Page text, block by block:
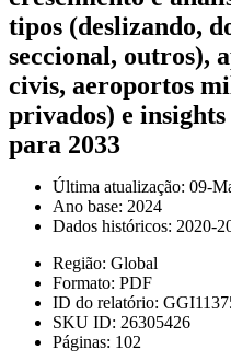
tipos (deslizando,
seccional, outros),
civis, aeroportos
privados) e
para 2033
Última atualização: 09-
Ano base: 2024
Dados históricos: 2020-
Região: Global
Formato: PDF
ID do relatório:
SKU ID: 26305426
Páginas: 102